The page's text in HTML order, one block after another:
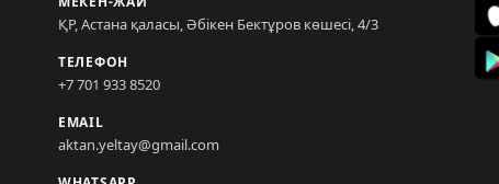
ҚР, Астана қаласы, Әбікен Бектұров көшесі, 4/3
ТЕЛЕФОН
+7 701 933 8520
EMAIL
aktan.yeltay@gmail.com